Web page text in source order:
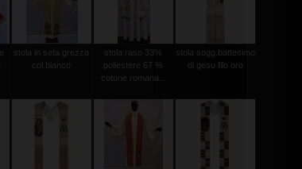
stola in seta grezza
col.bianco
stola raso 33%
poliestere 67 %
cotone romana...
stola sogg.battesimo
di gesu filo oro